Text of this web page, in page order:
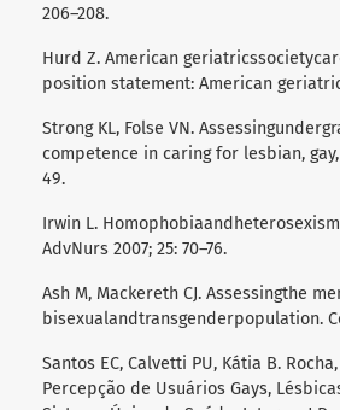
206–208.
Hurd Z. American
position statement: American
Strong KL, Folse VN.
competence in caring for lesbian,
49.
Irwin L.
AdvNurs 2007; 25: 70–76.
Ash M, Mackereth CJ. Assessingthe
bisexualandtransgenderpopulation.
Santos EC, Calvetti PU, Kátia B.
Percepção de Usuários Gays,